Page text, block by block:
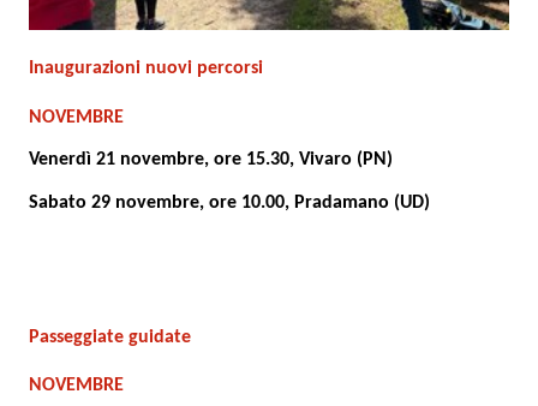
Inaugurazioni nuovi percorsi
NOVEMBRE
Venerdì 21 novembre, ore 15.30, Vivaro (PN)
Sabato 29 novembre, ore 10.00, Pradamano (UD)
Passeggiate guidate
NOVEMBRE